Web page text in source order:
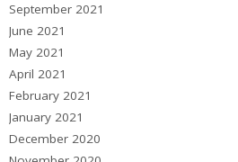
September 2021
June 2021
May 2021
April 2021
February 2021
January 2021
December 2020